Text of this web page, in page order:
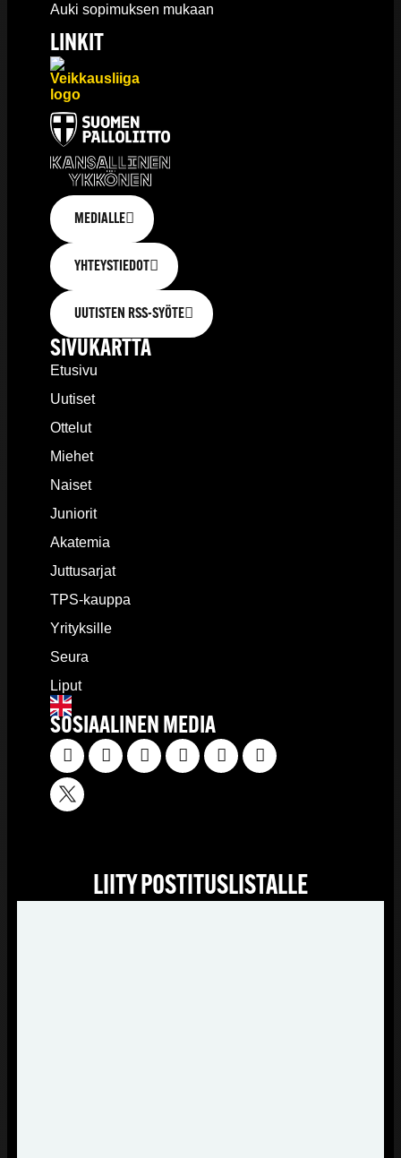
Auki sopimuksen mukaan
LINKIT
MEDIALLE
YHTEYSTIEDOT
UUTISTEN RSS-SYÖTE
SIVUKARTTA
Etusivu
Uutiset
Ottelut
Miehet
Naiset
Juniorit
Akatemia
Juttusarjat
TPS-kauppa
Yrityksille
Seura
Liput
SOSIAALINEN MEDIA
LIITY POSTITUSLISTALLE